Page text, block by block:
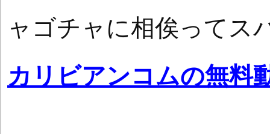
ャゴチャに相俟ってス
カリビアンコムの無料